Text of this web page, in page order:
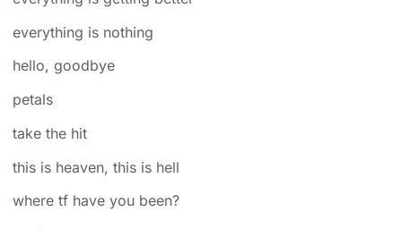
everything is nothing
​hello, goodbye
petals
​take the hit
​this is heaven, this is hell
​where tf have you been?